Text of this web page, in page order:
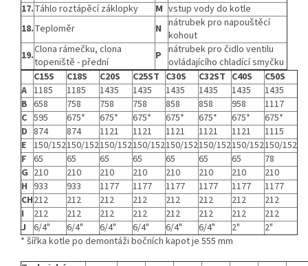
17.Táhlo roztápěcí záklopky M vstup vody do kotle
18.Teploměr N nátrubek pro napouštěcí
kohout
19.Clona rámečku, clona
topeniště - přední
P nátrubek pro čidlo ventilu
ovládajícího chladící smyčku
C15S
C18S C20S C25ST C30S C32ST C40S
C50S
A 1185 1185 1435 1435 1435 1435 1435
1435
B 658 758 758 758 858 858 958
1117
C 595 675* 675* 675* 675* 675* 675*
675*
D 874 874 1121 1121 1121 1121 1121
1115
E 150/152150/152150/152150/152150/152150/152150/152150/152
F 65 65 65 65 65 65 65
78
G 210 210 210 210 210 210 210
210
H 933 933 1177 1177 1177 1177 1177
1177
CH212 212 212 212 212 212 212
212
I
212 212 212 212 212 212 212
212
J 6/4" 6/4" 6/4" 6/4" 6/4" 6/4" 2"
2"
* šířka kotle po demontáži bočních kapot je 555 mm